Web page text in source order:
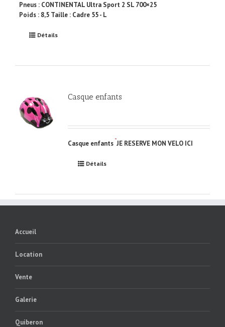
Pneus : CONTINENTAL Ultra Sport 2 SL 700×25
Poids : 8,5 Taille : Cadre 55 - L
Détails
Casque enfants
Casque enfants JE RESERVE MON VELO ICI
Détails
Accueil
Location
Vente
Galerie
Quiberon